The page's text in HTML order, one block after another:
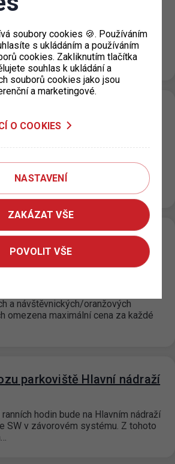
části Praha 3 by měly být
oprávnění k dnešnímu dni plně v
3
jsou až do odvolání uzavřeny
oprávnění pro Prahu 3.
oprávnění doporučujeme…
v den státního svátku 17.
a návštěvnických/oranžových
omezena maximální cena za každé
parkoviště Hlavní nádraží
hodin bude na Hlavním nádraží
SW v závorovém systému. Z tohoto
soubory cookies 🍪. Používáním
s ukládáním a používáním
cookies. Zakliknutím tlačítka
souhlas k ukládání a
souborů cookies jako jsou
a marketingové.
O COOKIES
NASTAVENÍ
ZAKÁZAT VŠE
POVOLIT VŠE